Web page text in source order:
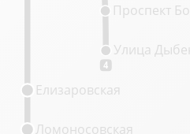
4
Проспект
Улица
Ломоносовская
Елизаровская